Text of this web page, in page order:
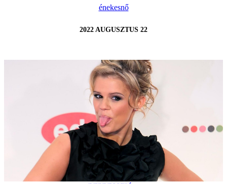
énekesnő
2022 AUGUSZTUS 22